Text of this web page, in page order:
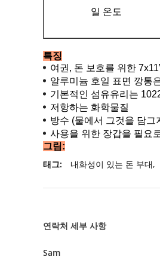
일 온도
특징
여권, 돈 보호를 위한
알루미늄 호일 표면 깡통
기본적인 섬유유리는
저항하는 화학물질
방수 (물에서 그것을 담그
사용을 위한 장갑을 필요
그림:
태그: 내화성이 있는 돈 부대,
연락처 세부 사항
Sam